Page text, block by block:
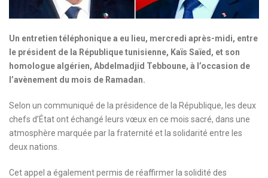
Un entretien téléphonique a eu lieu, mercredi après-midi, entre
le président de la République tunisienne, Kaïs Saïed, et son
homologue algérien, Abdelmadjid Tebboune, à l’occasion de
l’avènement du mois de Ramadan.
Selon un communiqué de la présidence de la République, les deux
chefs d’État ont échangé leurs vœux en ce mois sacré, dans une
atmosphère marquée par la fraternité et la solidarité entre les
deux nations.
Cet appel a également permis de réaffirmer la solidité des